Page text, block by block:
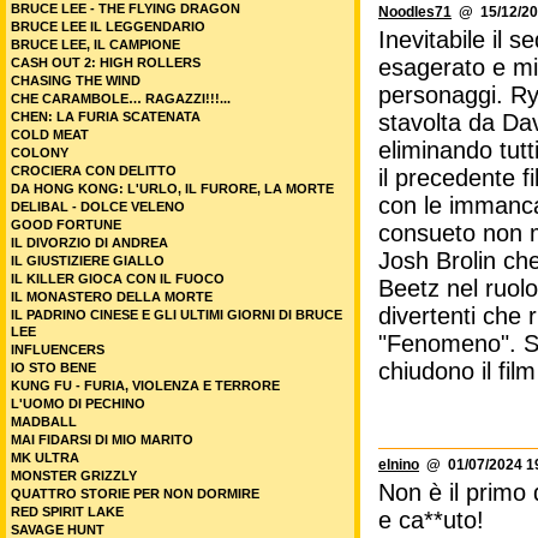
Noodles71 @ 15/12/
Inevitabile il
esagerato e
personaggi.
stavolta da
eliminando
il precedente
con le
consueto non
Josh Brolin
Beetz nel
divertenti che
"Fenomeno".
chiudono il
elnino @ 01/07/2024
Non è il primo
e ca**uto!
BRUCE LEE - THE FLYING DRAGON
BRUCE LEE IL LEGGENDARIO
BRUCE LEE, IL CAMPIONE
CASH OUT 2: HIGH ROLLERS
CHASING THE WIND
CHE CARAMBOLE… RAGAZZI!!!...
CHEN: LA FURIA SCATENATA
COLD MEAT
COLONY
CROCIERA CON DELITTO
DA HONG KONG: L'URLO, IL FURORE, LA MORTE
DELIBAL - DOLCE VELENO
GOOD FORTUNE
IL DIVORZIO DI ANDREA
IL GIUSTIZIERE GIALLO
IL KILLER GIOCA CON IL FUOCO
IL MONASTERO DELLA MORTE
IL PADRINO CINESE E GLI ULTIMI GIORNI DI BRUCE
LEE
INFLUENCERS
IO STO BENE
KUNG FU - FURIA, VIOLENZA E TERRORE
L'UOMO DI PECHINO
MADBALL
MAI FIDARSI DI MIO MARITO
MK ULTRA
MONSTER GRIZZLY
QUATTRO STORIE PER NON DORMIRE
RED SPIRIT LAKE
SAVAGE HUNT